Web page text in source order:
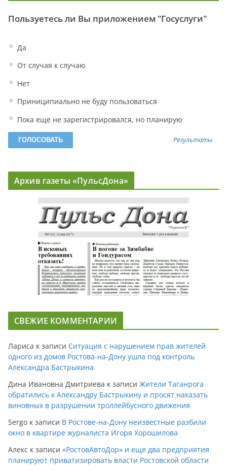
Пользуетесь ли Вы приложением "Госуслуги"
Да
От случая к случаю
Нет
Приниципиально не буду пользоваться
Пока еще не зарегистрировался, но планирую
Результаты
Архив газеты «ПульсДона»
СВЕЖИЕ КОММЕНТАРИИ
Лариса к записи Ситуация с нарушением прав жителей
одного из домов Ростова-на-Дону ушла под контроль
Александра Бастрыкина
Дина Ивановна Дмитриева к записи Жители Таганрога
обратились к Александру Бастрыкину и просят наказать
виновных в разрушении троллейбусного движения
Sergo к записи В Ростове-на-Дону неизвестные разбили
окно в квартире журналиста Игоря Хорошилова
Алекс к записи «РостовАвтоДор» и еще два предприятия
планируют приватизировать власти Ростовской области